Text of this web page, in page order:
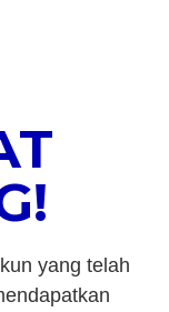
yang telah